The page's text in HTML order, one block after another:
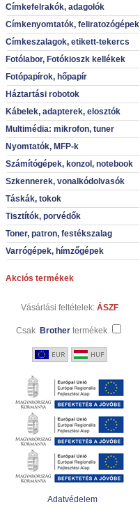
Címkefelrakók, adagolók
Címkenyomtatók, feliratozógépek
Címkeszalagok, etikett-tekercs
Fotólabor, Fotókioszk kellékek
Fotópapírok, hőpapír
Háztartási robotok
Kábelek, adapterek, elosztók
Multimédia: mikrofon, tuner
Nyomtatók, MFP-k
Számítógépek, konzol, notebook
Szkennerek, vonalkódolvasók
Táskák, tokok
Tisztítók, porvédők
Toner, patron, festékszalag
Varrógépek, hímzőgépek
Akciós termékek
Vásárlási feltételek: ÁSZF
Csak Brother termékek
Adatvédelem